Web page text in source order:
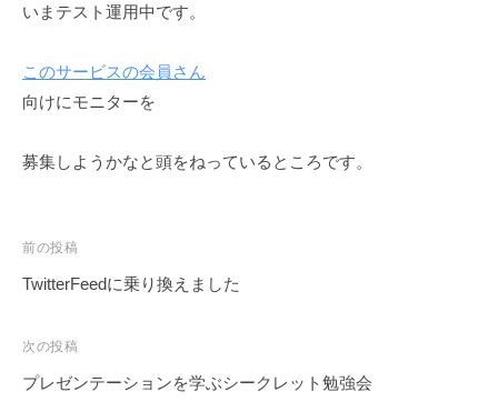
いまテスト運用中です。
このサービスの会員さん
向けにモニターを
募集しようかなと頭をねっているところです。
前の投稿
TwitterFeedに乗り換えました
次の投稿
プレゼンテーションを学ぶシークレット勉強会